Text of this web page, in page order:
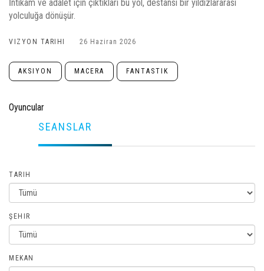
İntikam ve adalet için çıktıkları bu yol, destansı bir yıldızlararası
yolculuğa dönüşür.
VIZYON TARIHI 26 Haziran 2026
AKSIYON MACERA FANTASTIK
Oyuncular
SEANSLAR
TARIH
ŞEHIR
MEKAN